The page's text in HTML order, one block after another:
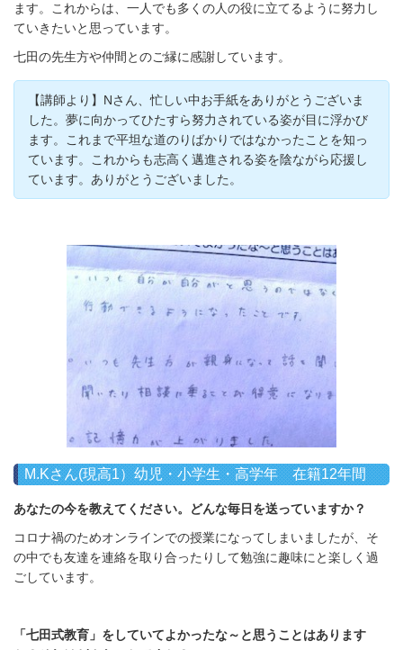
ます。これからは、一人でも多くの人の役に立てるように努力し
ていきたいと思っています。
七田の先生方や仲間とのご縁に感謝しています。
【講師より】Nさん、忙しい中お手紙をありがとうございま
した。夢に向かってひたすら努力されている姿が目に浮かび
ます。これまで平坦な道のりばかりではなかったことを知っ
ています。これからも志高く邁進される姿を陰ながら応援し
ています。ありがとうございました。
M.Kさん(現高1）幼児・小学生・高学年 在籍12年間
あなたの今を教えてください。どんな毎日を送っていますか？
コロナ禍のためオンラインでの授業になってしまいましたが、そ
の中でも友達を連絡を取り合ったりして勉強に趣味にと楽しく過
ごしています。
「七田式教育」をしていてよかったな～と思うことはあります